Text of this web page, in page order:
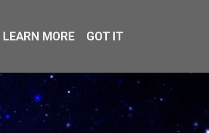
LEARN MORE GOT IT